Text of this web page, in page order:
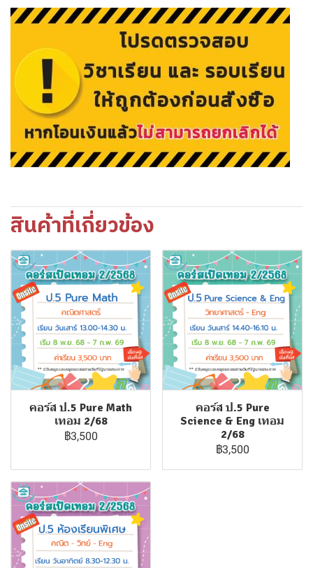
สินค้าที่เกี่ยวข้อง
คอร์ส ป.5 Pure Math
เทอม 2/68
฿3,500
คอร์ส ป.5 Pure
Science & Eng เทอม
2/68
฿3,500